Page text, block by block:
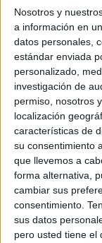
Nosotros y
a información en
datos personales,
estándar enviada
personalizado,
investigación de
permiso, nosotros
localización
características de
su consentimiento
que llevemos a
forma alternativa,
cambiar sus
consentimiento.
sus datos
pero usted tiene el
Infantil
Publicado el 16
El abecedario
aprendizajes
relacionarlas
ayuda a los